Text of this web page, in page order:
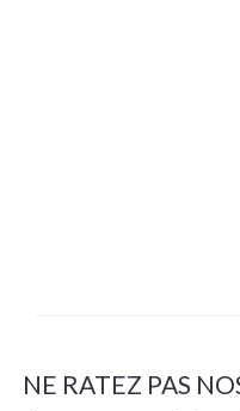
NE RATEZ PAS